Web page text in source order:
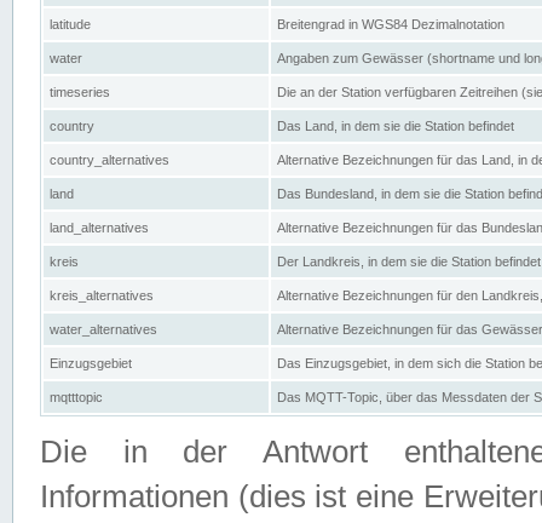
latitude Breitengrad in WGS84 Dezimalnotation
water Angaben zum Gewässer (shortname und
timeseries Die an der Station verfügbaren Zeitreihen
country Das Land, in dem sie die Station befindet
country_alternatives Alternative Bezeichnungen für das Land, in
land Das Bundesland, in dem sie die Station
land_alternatives Alternative Bezeichnungen für das
kreis Der Landkreis, in dem sie die Station befindet
kreis_alternatives Alternative Bezeichnungen für den
water_alternatives Alternative Bezeichnungen für das
Einzugsgebiet Das Einzugsgebiet, in dem sich die Station
mqtttopic Das MQTT-Topic, über das Messdaten der
Die in der Antwort
Informationen (dies ist eine